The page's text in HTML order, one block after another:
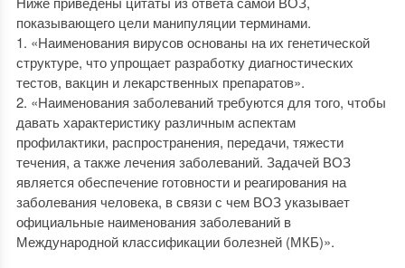
показывающего цели манипуляции терминами.
1. «Наименования вирусов основаны на их генетической
структуре, что упрощает разработку диагностических
тестов, вакцин и лекарственных препаратов».
2. «Наименования заболеваний требуются для того, чтобы
давать характеристику различным аспектам
профилактики, распространения, передачи, тяжести
течения, а также лечения заболеваний. Задачей ВОЗ
является обеспечение готовности и реагирования на
заболевания человека, в связи с чем ВОЗ указывает
официальные наименования заболеваний в
Международной классификации болезней (МКБ)».